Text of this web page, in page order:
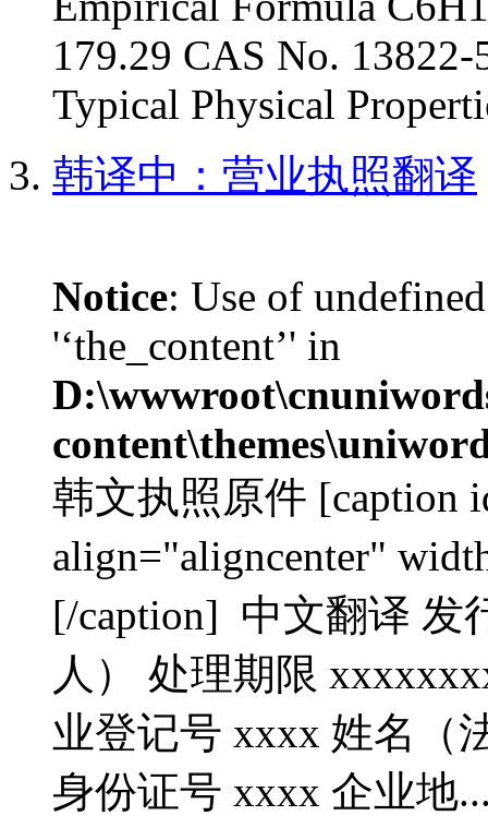
179.29 CAS No.
Typical Physical
韩译中：营业执照翻译
Notice: Use of
'‘the_content’' in
韩文执照原件 [caption
align="aligncenter"
[/caption] 中文翻译 发
人） 处理期限
业登记号 xxxx 姓名（
身份证号 xxxx 企业地